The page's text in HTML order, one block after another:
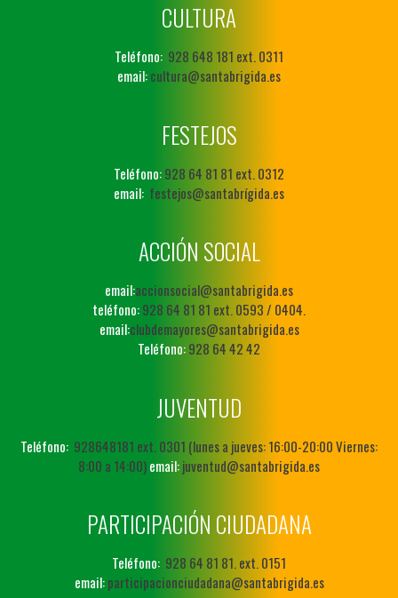
CULTURA
Teléfono: 928 648 181 ext. 0311
email:cultura@santabrigida.es
FESTEJOS
Teléfono:928 64 81 81 ext. 0312
email: festejos@santabrígida.es
ACCIÓN SOCIAL
email:accionsocial@santabrigida.es
teléfono:928 64 81 81 ext. 0593 / 0404.
email:clubdemayores@santabrigida.es
Teléfono:928 64 42 42
JUVENTUD
Teléfono: 928648181 ext. 0301 (lunes a jueves: 16:00-20:00 Viernes:
8:00 a 14:00)email:juventud@santabrigida.es
PARTICIPACIÓN CIUDADANA
Teléfono: 928 64 81 81. ext. 0151
email:participacionciudadana@santabrigida.es